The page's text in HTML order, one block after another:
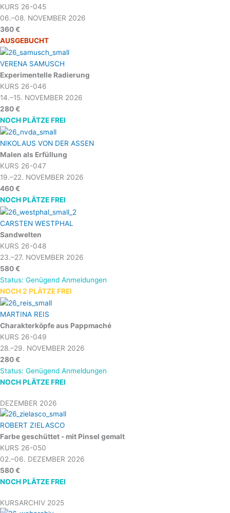
KURS 26-045
06.–08. NOVEMBER 2026
360 €
AUSGEBUCHT
VERENA SAMUSCH
Experimentelle Radierung
KURS 26-046
14.–15. NOVEMBER 2026
280 €
NOCH PLÄTZE FREI
NIKOLAUS VON DER ASSEN
Malen als Erfüllung
KURS 26-047
19.–22. NOVEMBER 2026
460 €
NOCH PLÄTZE FREI
CARSTEN WESTPHAL
Sandwelten
KURS 26-048
23.–27. NOVEMBER 2026
580 €
Status: Genügend Anmeldungen
NOCH 2 PLÄTZE FREI
MARTINA REIS
Charakterköpfe aus Pappmaché
KURS 26-049
28.–29. NOVEMBER 2026
280 €
Status: Genügend Anmeldungen
NOCH PLÄTZE FREI
DEZEMBER 2026
ROBERT ZIELASCO
Farbe geschüttet - mit Pinsel gemalt
KURS 26-050
02.–06. DEZEMBER 2026
580 €
NOCH PLÄTZE FREI
KURSARCHIV 2025